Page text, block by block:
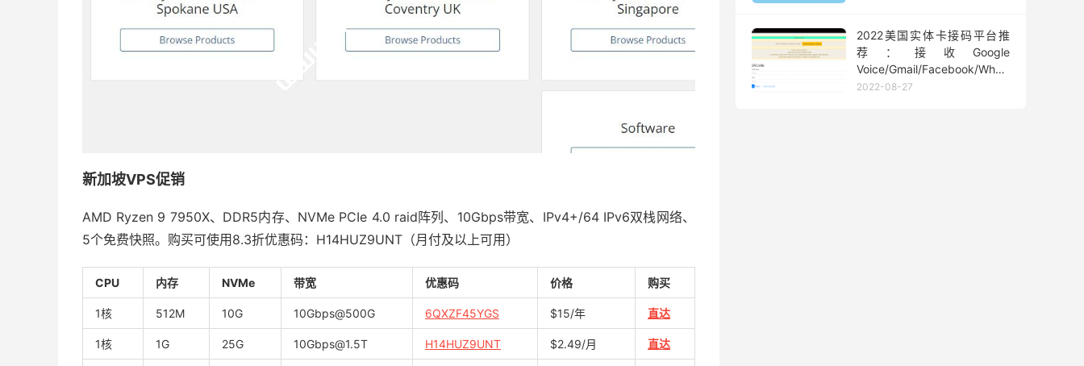
新加坡VPS促销
AMD Ryzen 9 7950X、DDR5内存、NVMe PCIe 4.0 raid阵列、10Gbps带宽、IPv4+/64 IPv6双栈网络、
5个免费快照。购买可使用8.3折优惠码：H14HUZ9UNT（月付及以上可用）
CPU 内存 NVMe 带宽 优惠码 价格 购买
1核 512M 10G 10Gbps@500G 6QXZF45YGS $15/年 直达
1核 1G 25G 10Gbps@1.5T H14HUZ9UNT $2.49/月 直达
2022美国实体卡接码平台推
荐：接收Google
Voice/Gmail/Facebook/Whatsapp
等短信验证码
2022-08-27